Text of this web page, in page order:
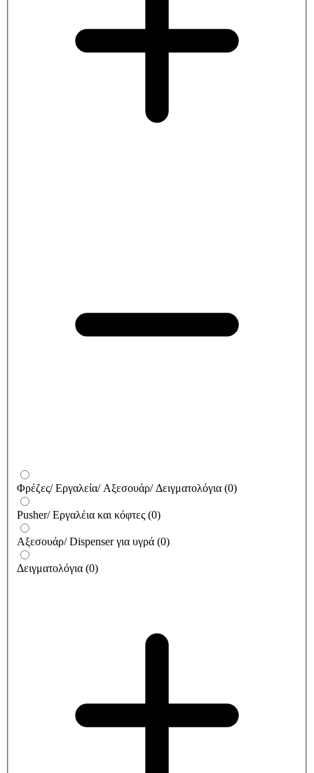
Φρέζες/ Εργαλεία/ Αξεσουάρ/ Δειγματολόγια (0)
Pusher/ Εργαλέια και κόφτες (0)
Αξεσουάρ/ Dispenser για υγρά (0)
Δειγματολόγια (0)